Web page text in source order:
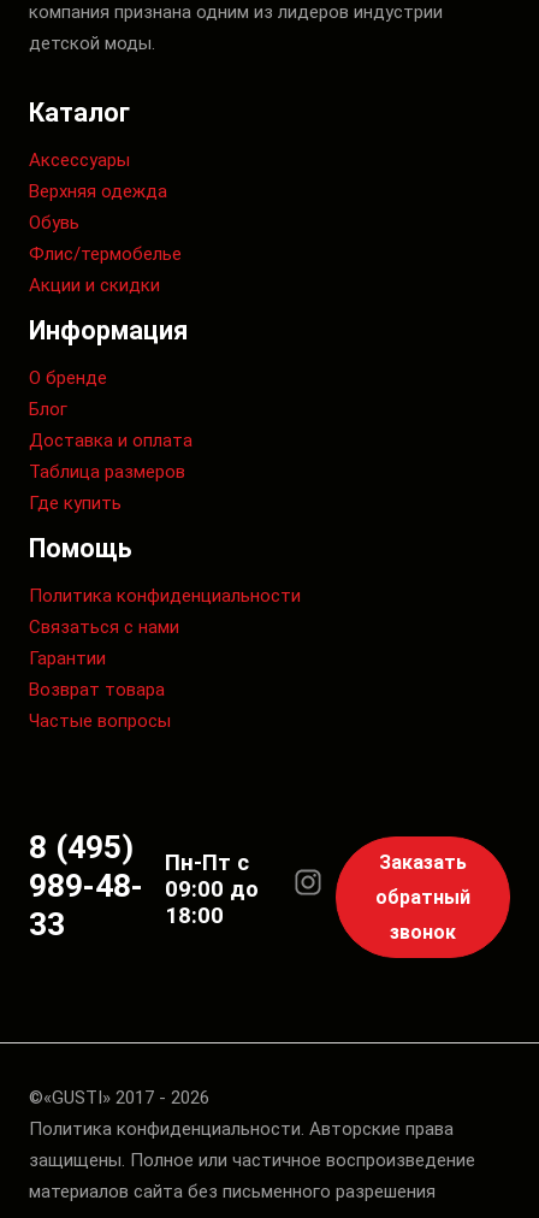
компания признана одним из лидеров индустрии
детской моды.
Каталог
Аксессуары
Верхняя одежда
Обувь
Флис/термобелье
Акции и скидки
Информация
О бренде
Блог
Доставка и оплата
Таблица размеров
Где купить
Помощь
Политика конфиденциальности
Связаться с нами
Гарантии
Возврат товара
Частые вопросы
8 (495)
989-48-
33
Пн-Пт с
09:00 до
18:00
Заказать
обратный
звонок
©«GUSTI» 2017 - 2026
Политика конфиденциальности. Авторские права
защищены. Полное или частичное воспроизведение
материалов сайта без письменного разрешения